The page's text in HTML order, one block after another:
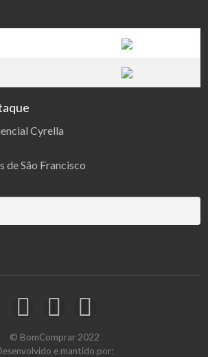
Cyrella
de São Francisco
© BomComprar 2022
e mantido por: